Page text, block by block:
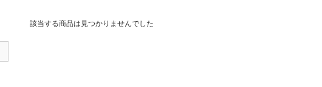
該当する商品は見つかりませんでした